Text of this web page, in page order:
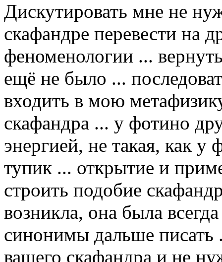
Дискутировать мне не
скафандре перевести на
феноменологии ...
ещё не было ...
входить в мою
скафандра ... у фотино
энергией, не такая, как
тупик ... открытие и
строить подобие
возникла, она была
синонимы дальше писать
вашего скафандра и не